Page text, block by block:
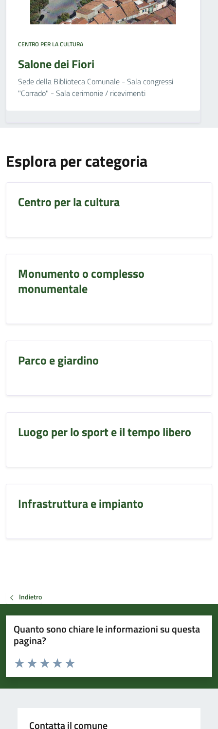
CENTRO PER LA CULTURA
Salone dei Fiori
Sede della Biblioteca Comunale - Sala congressi
"Corrado" - Sala cerimonie / ricevimenti
Esplora per categoria
Centro per la cultura
Monumento o complesso
monumentale
Parco e giardino
Luogo per lo sport e il tempo libero
Infrastruttura e impianto
Indietro
Quanto sono chiare le informazioni su questa
pagina?
Valuta da 1 a 5 stelle la pagina
Valuta 5 stelle su 5
Valuta 4 stelle su 5
Valuta 3 stelle su 5
Valuta 2 stelle su 5
Valuta 1 stelle su 5
Contatta il comune